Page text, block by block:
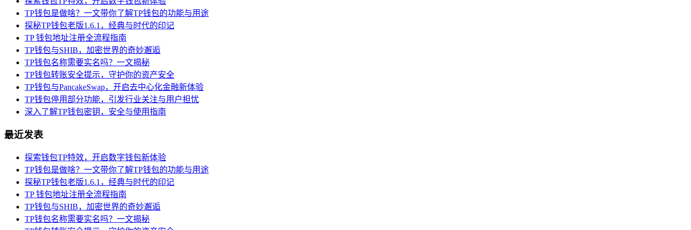
TP钱包是做啥？一文带你了解TP钱包的功能与用途
探秘TP钱包老版1.6.1，经典与时代的印记
TP 钱包地址注册全流程指南
TP钱包与SHIB，加密世界的奇妙邂逅
TP钱包名称需要实名吗？一文揭秘
TP钱包转账安全提示，守护你的资产安全
TP钱包与PancakeSwap，开启去中心化金融新体验
TP钱包停用部分功能，引发行业关注与用户担忧
深入了解TP钱包密钥，安全与使用指南
最近发表
探索钱包TP特效，开启数字钱包新体验
TP钱包是做啥？一文带你了解TP钱包的功能与用途
探秘TP钱包老版1.6.1，经典与时代的印记
TP 钱包地址注册全流程指南
TP钱包与SHIB，加密世界的奇妙邂逅
TP钱包名称需要实名吗？一文揭秘